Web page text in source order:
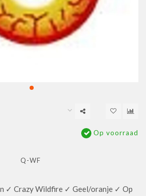
Op voorraad
Q-WF
✓ Crazy Wildfire ✓ Geel/oranje ✓ Op